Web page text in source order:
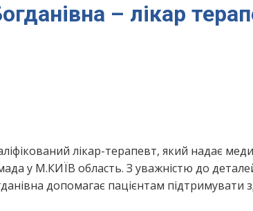
– лікар
лікар-терапевт, який надає
у М.КИЇВ область. З уважністю до
допомагає пацієнтам підтримувати